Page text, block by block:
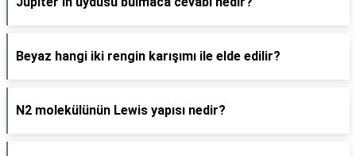
Beyaz hangi iki rengin karışımı ile elde edilir?
N2 molekülünün Lewis yapısı nedir?